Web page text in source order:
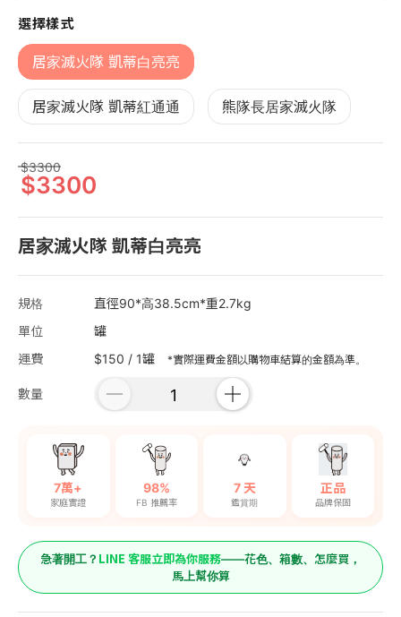
選擇樣式
居家滅火隊 凱蒂白亮亮
居家滅火隊 凱蒂紅通通 熊隊長居家滅火隊
3300
3300
居家滅火隊 凱蒂白亮亮
規格
直徑90*高38.5cm*重2.7kg
單位
罐
運費
$150 / 1罐 *實際運費金額以購物車結算的金額為準。
數量
7萬+
家庭實證
98%
FB 推薦率
7 天
鑑賞期
正品
品牌保固
急著開工？ LINE 客服立即為你服務——花色、箱數、怎麼買，
馬上幫你算